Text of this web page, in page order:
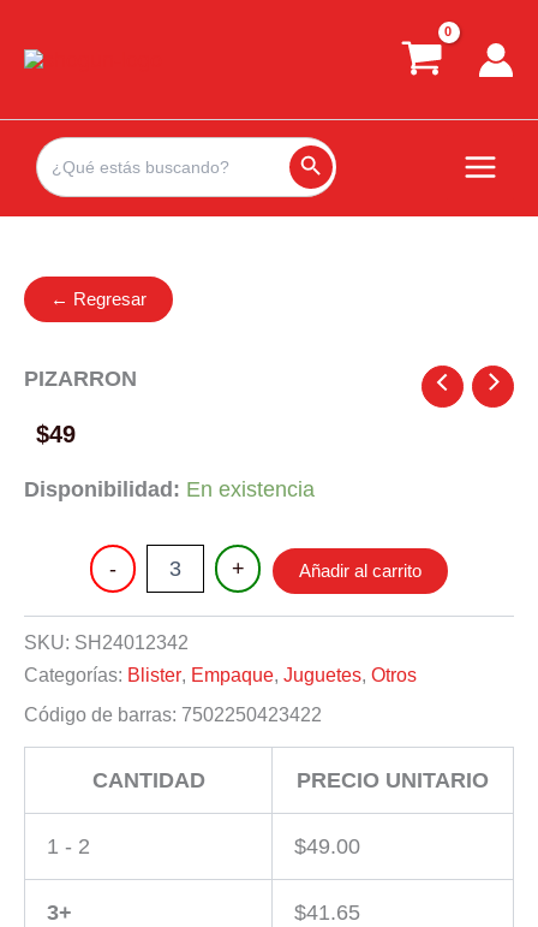
Search
for:
← Regresar
PIZARRON
$49
Disponibilidad: En existencia
-
PIZARRON
cantidad
+ Añadir al carrito
SKU: SH24012342
Categorías: Blister, Empaque, Juguetes, Otros
Código de barras: 7502250423422
CANTIDAD PRECIO UNITARIO
1 - 2 $49.00
3+ $41.65